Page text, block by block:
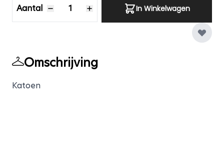
Aantal In Winkelwagen
Omschrijving
Katoen